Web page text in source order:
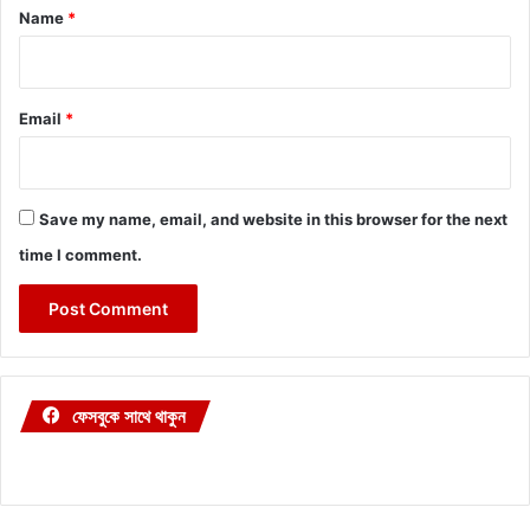
*
Name *
Email *
Save my name, email, and website in this browser for the next
time I comment.
ফেসবুকে সাথে থাকুন